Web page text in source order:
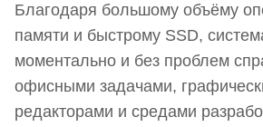
Благодаря большому объёму
памяти и быстрому SSD,
моментально и без проблем
офисными задачами,
редакторами и средами